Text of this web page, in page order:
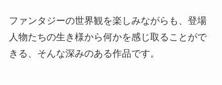
ファンタジーの世界観を楽しみながらも、登場
人物たちの生き様から何かを感じ取ることがで
きる、そんな深みのある作品です。